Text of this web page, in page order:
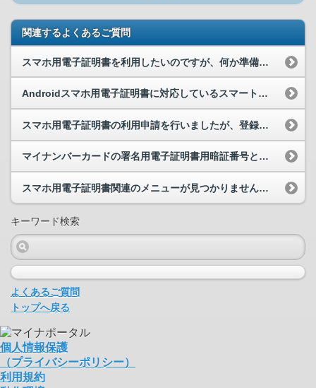
関連するよくあるご質問
スマホ用電子証明書を利用したいのですが、何か準備するものはありますか。
Androidスマホ用電子証明書に対応しているスマートフォンを教えてください。
スマホ用電子証明書の利用申請を行いましたが、登録はいつから可能ですか。
マイナンバーカードの署名用電子証明書用暗証番号とは何でしょうか。
スマホ用電子証明書関連のメニューが見つかりません。どうすればよいですか。
キーワード検索
よくあるご質問
トップへ戻る
個人情報保護
（プライバシーポリシー）
利用規約